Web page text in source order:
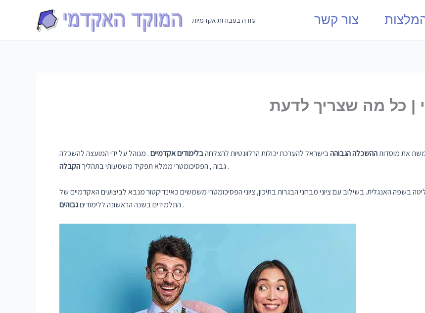
עזרה בעבודות אקדמיות צור קשר
| כל מה שצריך לדעת
את מוסדותההשכלה הגבוההבישראל להערכת יכולות הרלוונטיות להצלחהבלימודים אקדמיים. מנוהל על ידי המועצה להשכלה
גבוה , הפסיכומטרי ממלא תפקיד משמעותי בתהליךהקבלה .
בשפה האנגלית. בשילוב עם ציוני מבחני הבגרות בתיכון, ציוני הפסיכומטרי משמשים כאינדיקטור מנבא לביצועים האקדמיים של
התלמידים בשנה הראשונה ללימודיםגבוהים .